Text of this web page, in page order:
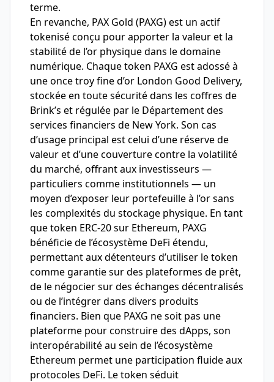
terme.
En revanche, PAX Gold (PAXG) est un actif
tokenisé conçu pour apporter la valeur et la
stabilité de l’or physique dans le domaine
numérique. Chaque token PAXG est adossé à
une once troy fine d’or London Good Delivery,
stockée en toute sécurité dans les coffres de
Brink’s et régulée par le Département des
services financiers de New York. Son cas
d’usage principal est celui d’une réserve de
valeur et d’une couverture contre la volatilité
du marché, offrant aux investisseurs —
particuliers comme institutionnels — un
moyen d’exposer leur portefeuille à l’or sans
les complexités du stockage physique. En tant
que token ERC-20 sur Ethereum, PAXG
bénéficie de l’écosystème DeFi étendu,
permettant aux détenteurs d’utiliser le token
comme garantie sur des plateformes de prêt,
de le négocier sur des échanges décentralisés
ou de l’intégrer dans divers produits
financiers. Bien que PAXG ne soit pas une
plateforme pour construire des dApps, son
interopérabilité au sein de l’écosystème
Ethereum permet une participation fluide aux
protocoles DeFi. Le token séduit